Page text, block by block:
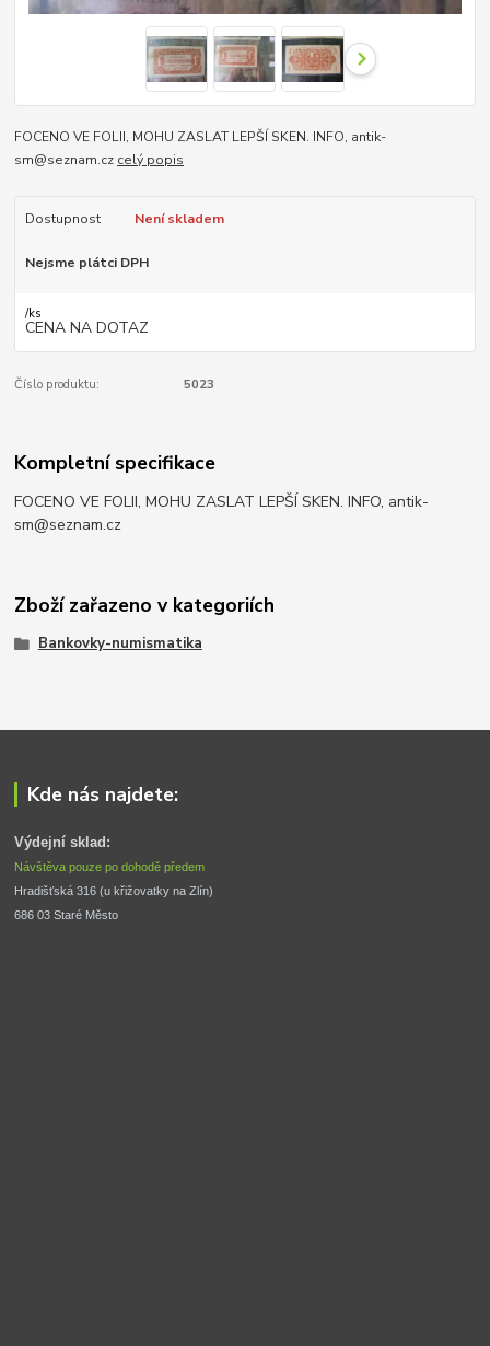
FOCENO VE FOLII, MOHU ZASLAT LEPŠÍ SKEN. INFO, antik-
sm@seznam.cz celý popis
Dostupnost Není skladem
Nejsme plátci DPH
/ks
CENA NA DOTAZ
Číslo produktu: 5023
Kompletní specifikace
FOCENO VE FOLII, MOHU ZASLAT LEPŠÍ SKEN. INFO, antik-
sm@seznam.cz
Zboží zařazeno v kategoriích
Bankovky-numismatika
Kde nás najdete:
Výdejní sklad:
Návštěva pouze po dohodě předem
Hradišťská 316 (u křižovatky na Zlín)
686 03 Staré Město